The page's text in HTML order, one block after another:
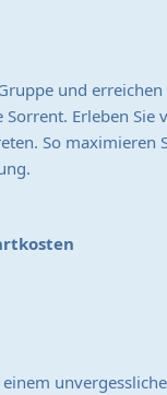
und
Erleben
So